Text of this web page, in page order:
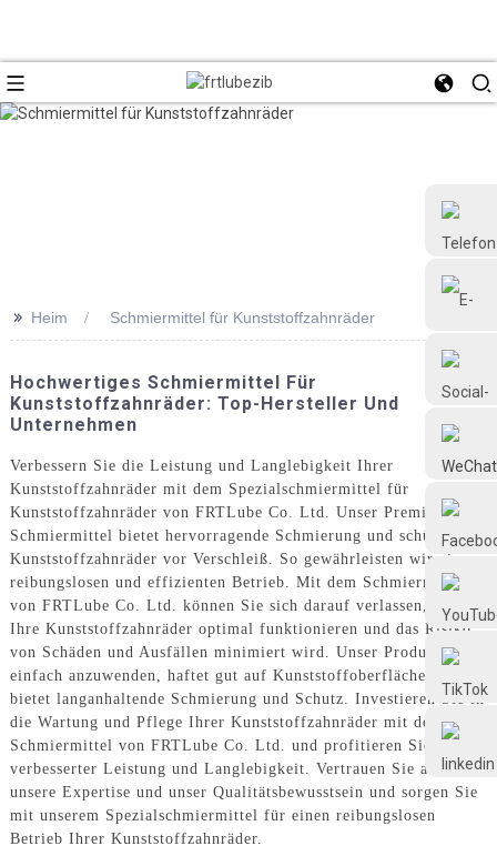
Frtlube
FRTLUBE
@FRTLUBE8
@FRTLUBE8
>> Heim Schmiermittel für Kunststoffzahnräder
Hochwertiges Schmiermittel Für
Kunststoffzahnräder: Top-Hersteller Und
Unternehmen
Verbessern Sie die Leistung und Langlebigkeit Ihrer
Kunststoffzahnräder mit dem Spezialschmiermittel für
Kunststoffzahnräder von FRTLube Co. Ltd. Unser Premium-
Schmiermittel bietet hervorragende Schmierung und schützt
Kunststoffzahnräder vor Verschleiß. So gewährleisten wir einen
reibungslosen und effizienten Betrieb. Mit dem Schmiermittel
von FRTLube Co. Ltd. können Sie sich darauf verlassen, dass
Ihre Kunststoffzahnräder optimal funktionieren und das Risiko
von Schäden und Ausfällen minimiert wird. Unser Produkt ist
einfach anzuwenden, haftet gut auf Kunststoffoberflächen und
bietet langanhaltende Schmierung und Schutz. Investieren Sie in
die Wartung und Pflege Ihrer Kunststoffzahnräder mit dem
Schmiermittel von FRTLube Co. Ltd. und profitieren Sie von
verbesserter Leistung und Langlebigkeit. Vertrauen Sie auf
unsere Expertise und unser Qualitätsbewusstsein und sorgen Sie
mit unserem Spezialschmiermittel für einen reibungslosen
Betrieb Ihrer Kunststoffzahnräder.